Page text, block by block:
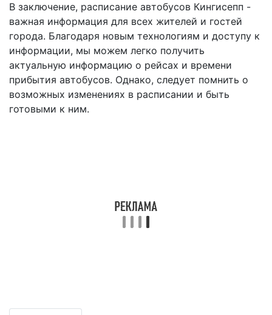
В заключение, расписание автобусов Кингисепп -
важная информация для всех жителей и гостей
города. Благодаря новым технологиям и доступу к
информации, мы можем легко получить
актуальную информацию о рейсах и времени
прибытия автобусов. Однако, следует помнить о
возможных изменениях в расписании и быть
готовыми к ним.